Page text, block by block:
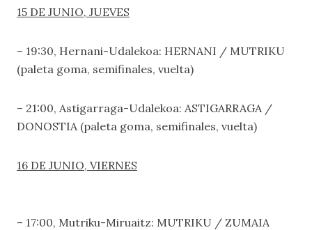
15 DE JUNIO, JUEVES
– 19:30, Hernani-Udalekoa: HERNANI / MUTRIKU
(paleta goma, semifinales, vuelta)
– 21:00, Astigarraga-Udalekoa: ASTIGARRAGA /
DONOSTIA (paleta goma, semifinales, vuelta)
16 DE JUNIO, VIERNES
– 17:00, Mutriku-Miruaitz: MUTRIKU / ZUMAIA